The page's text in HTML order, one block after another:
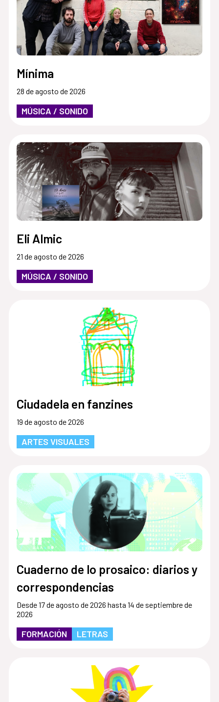
Mínima
28 de agosto de 2026
MÚSICA / SONIDO
Eli Almic
21 de agosto de 2026
MÚSICA / SONIDO
Ciudadela en fanzines
19 de agosto de 2026
ARTES VISUALES
Cuaderno de lo prosaico: diarios y
correspondencias
Desde 17 de agosto de 2026 hasta 14 de septiembre de
2026
FORMACIÓN LETRAS